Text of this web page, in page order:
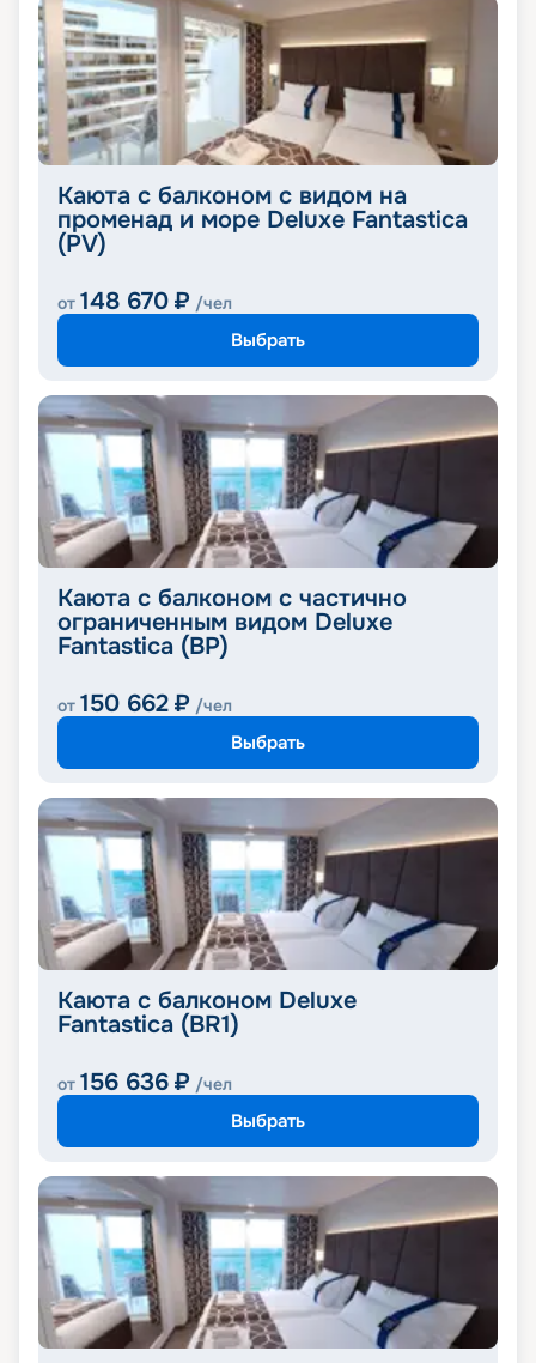
Каюта с балконом с видом на
променад и море Deluxe Fantastica
(PV)
от 148 670 ₽ /чел
Выбрать
Каюта с балконом с частично
ограниченным видом Deluxe
Fantastica (BP)
от 150 662 ₽ /чел
Выбрать
Каюта с балконом Deluxe
Fantastica (BR1)
от 156 636 ₽ /чел
Выбрать